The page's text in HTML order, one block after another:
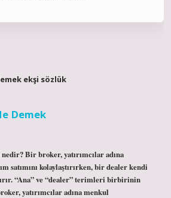
ekşi sözlük
Demek
Bir broker, yatırımcılar adına
satımını kolaylaştırırken, bir dealer kendi
“Ana” ve “dealer” terimleri birbirinin
yatırımcılar adına menkul